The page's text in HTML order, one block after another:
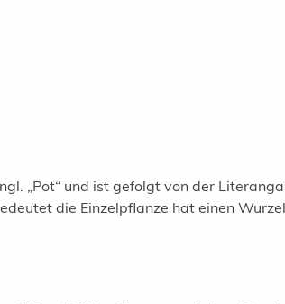
„Pot“ und ist gefolgt von der
die Einzelpflanze hat einen